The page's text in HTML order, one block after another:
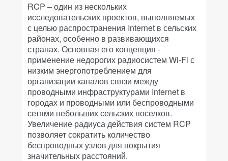
RCP – один из нескольких
исследовательских проектов, выполняемых
с целью распространения Internet в сельских
районах, особенно в развивающихся
странах. Основная его концепция -
применение недорогих радиосистем Wi-Fi с
низким энергопотреблением для
организации каналов связи между
проводными инфраструктурами Internet в
городах и проводными или беспроводными
сетями небольших сельских поселков.
Увеличение радиуса действия систем RCP
позволяет сократить количество
беспроводных узлов для покрытия
значительных расстояний.